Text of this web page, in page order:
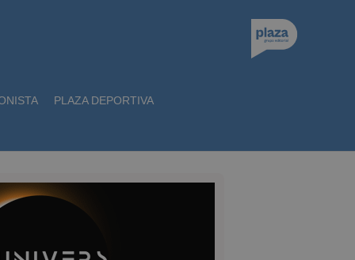
PLAZA DEPORTIVA